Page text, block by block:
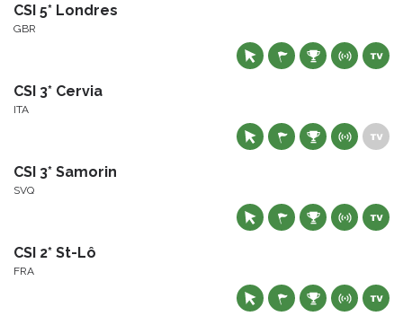
CSI 5* Londres
GBR
CSI 3* Cervia
ITA
CSI 3* Samorin
SVQ
CSI 2* St-Lô
FRA